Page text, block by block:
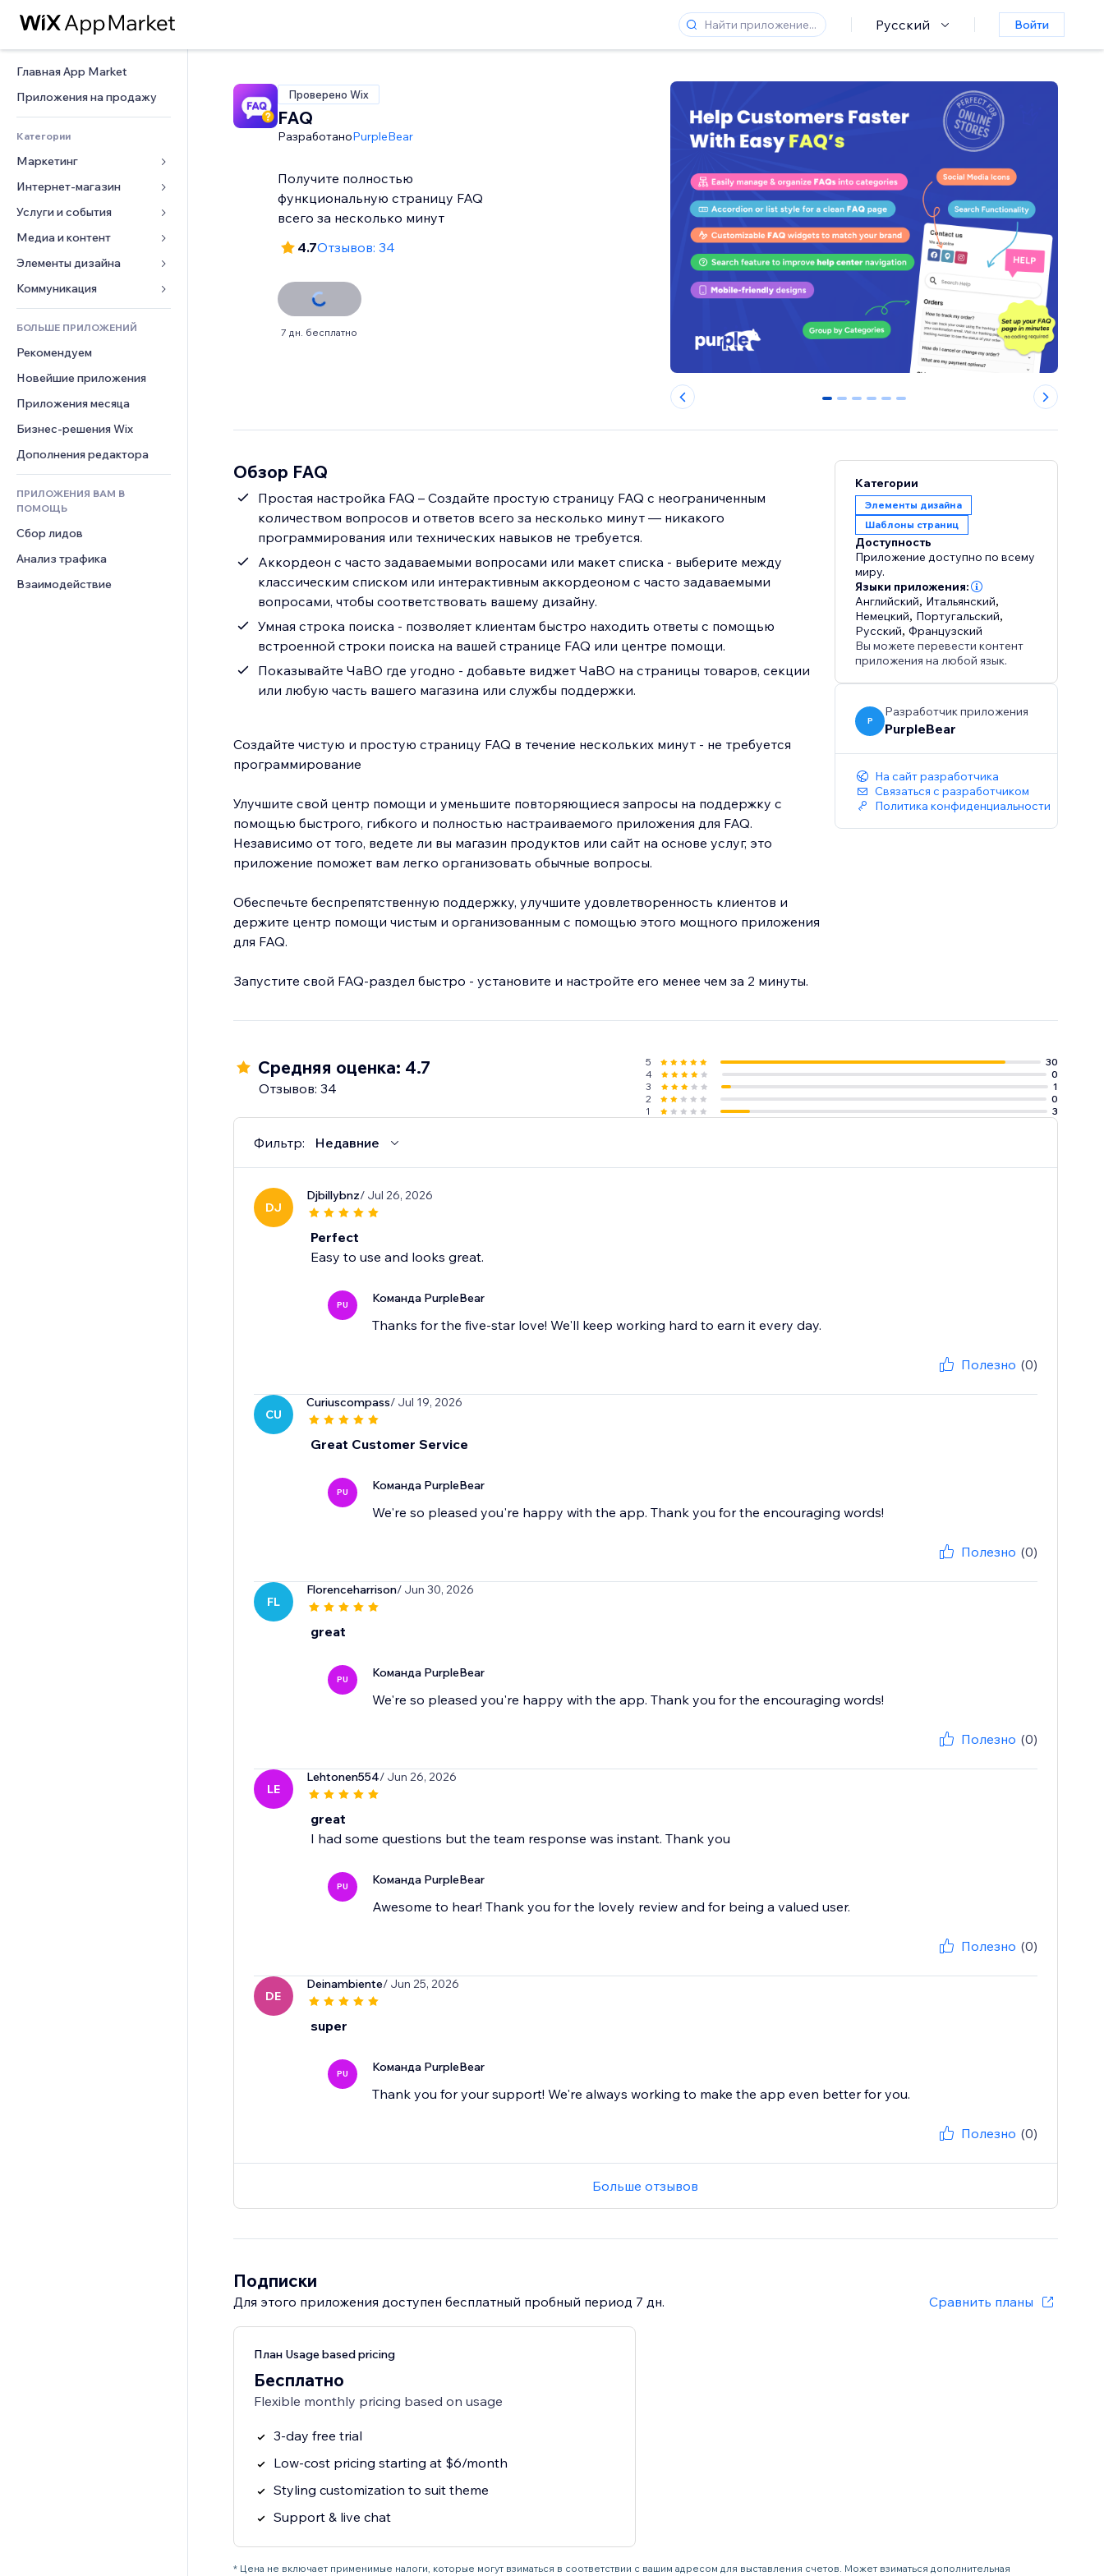
Русский Войти
Главная App Market
Приложения на продажу
Категории
Маркетинг
Реклама
Моб. версия
Веб-аналитика
Списки сайтов
Эл. почта
Интернет-магазин
Приложения для магазинов
Доставка
Кнопки продаж
Бухгалтерский учет
Купоны и лояльность
Складские услуги
Еда и напитки
Услуги и события
Отели
События
Рестораны
Недвижимость
Онлайн-запись
Медиа и контент
Галерея
Музыка
Подкасты
Фотография
Видео
PDF
Обмен файлами
Новости
Элементы дизайна
Карты и навигация
Конфиденциальность и
безопасность
Часы
Баннеры и значки
Калькуляторы
Погода
Графики и таблицы
Формы
Опросы
Чат
Комментарии
Телефон
Сообщество
Отзывы и комментарии
Управление отношениями с
клиентом (CRM)
БОЛЬШЕ ПРИЛОЖЕНИЙ
Рекомендуем
Новейшие приложения
Приложения месяца
Бизнес-решения Wix
Дополнения редактора
ПРИЛОЖЕНИЯ ВАМ В
ПОМОЩЬ
Сбор лидов
Анализ трафика
Взаимодействие
Проверено Wix
FAQ
РазработаноPurpleBear
Получите полностью
функциональную страницу FAQ
всего за несколько минут
4.7Отзывов: 34
7 дн. бесплатно
0 1 2 3 4 5
Обзор FAQ
Простая настройка FAQ – Создайте простую страницу FAQ с неограниченным
количеством вопросов и ответов всего за несколько минут — никакого
программирования или технических навыков не требуется.
Аккордеон с часто задаваемыми вопросами или макет списка - выберите между
классическим списком или интерактивным аккордеоном с часто задаваемыми
вопросами, чтобы соответствовать вашему дизайну.
Умная строка поиска - позволяет клиентам быстро находить ответы с помощью
встроенной строки поиска на вашей странице FAQ или центре помощи.
Показывайте ЧаВО где угодно - добавьте виджет ЧаВО на страницы товаров, секции
или любую часть вашего магазина или службы поддержки.
Создайте чистую и простую страницу FAQ в течение нескольких минут - не требуется
программирование
Улучшите свой центр помощи и уменьшите повторяющиеся запросы на поддержку с
помощью быстрого, гибкого и полностью настраиваемого приложения для FAQ.
Независимо от того, ведете ли вы магазин продуктов или сайт на основе услуг, это
приложение поможет вам легко организовать обычные вопросы.
Обеспечьте беспрепятственную поддержку, улучшите удовлетворенность клиентов и
держите центр помощи чистым и организованным с помощью этого мощного приложения
для FAQ.
Запустите свой FAQ-раздел быстро - установите и настройте его менее чем за 2 минуты.
Категории
Элементы дизайна
Шаблоны страниц
Доступность
Приложение доступно по всему
миру.
Языки приложения:
Английский, Итальянский,
Немецкий, Португальский,
Русский,Французский
Вы можете перевести контент
приложения на любой язык.
P
Разработчик приложения
PurpleBear
На сайт разработчика
Связаться с разработчиком
Политика конфиденциальности
Средняя оценка: 4.7
Отзывов: 34
5
30
4
0
3
1
2
0
1
3
Фильтр: Недавние
DJ
Djbillybnz/ Jul 26, 2026
Perfect
Easy to use and looks great.
PU Команда PurpleBear
Thanks for the five-star love! We'll keep working hard to earn it every day.
Полезно (0)
CU
Curiuscompass/ Jul 19, 2026
Great Customer Service
PU Команда PurpleBear
We're so pleased you're happy with the app. Thank you for the encouraging words!
Полезно (0)
FL
Florenceharrison/ Jun 30, 2026
great
PU Команда PurpleBear
We're so pleased you're happy with the app. Thank you for the encouraging words!
Полезно (0)
LE
Lehtonen554/ Jun 26, 2026
great
I had some questions but the team response was instant. Thank you
PU Команда PurpleBear
Awesome to hear! Thank you for the lovely review and for being a valued user.
Полезно (0)
DE
Deinambiente/ Jun 25, 2026
super
PU Команда PurpleBear
Thank you for your support! We're always working to make the app even better for you.
Полезно (0)
Больше отзывов
Подписки
Для этого приложения доступен бесплатный пробный период 7 дн. Сравнить планы
План Usage based pricing
Бесплатно
Flexible monthly pricing based on usage
3-day free trial
Low-cost pricing starting at $6/month
Styling customization to suit theme
Support & live chat
* Цена не включает применимые налоги, которые могут взиматься в соответствии с вашим адресом для выставления счетов. Может взиматься дополнительная